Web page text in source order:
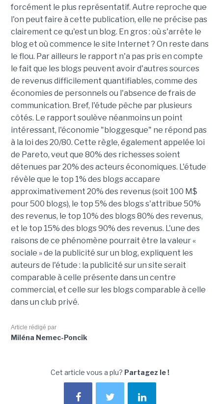
forcément le plus représentatif. Autre reproche que
l'on peut faire à cette publication, elle ne précise pas
clairement ce qu'est un blog. En gros : où s'arrête le
blog et où commence le site Internet ? On reste dans
le flou. Par ailleurs le rapport n'a pas pris en compte
le fait que les blogs peuvent avoir d'autres sources
de revenus difficilement quantifiables, comme des
économies de personnels ou l'absence de frais de
communication. Bref, l'étude pêche par plusieurs
côtés. Le rapport soulève néanmoins un point
intéressant, l'économie "bloggesque" ne répond pas
à la loi des 20/80. Cette règle, également appelée loi
de Pareto, veut que 80% des richesses soient
détenues par 20% des acteurs économiques. L'étude
révèle que le top 1% des blogs accapare
approximativement 20% des revenus (soit 100 M$
pour 500 blogs), le top 5% des blogs s'attribue 50%
des revenus, le top 10% des blogs 80% des revenus,
et le top 15% des blogs 90% des revenus. L'une des
raisons de ce phénomène pourrait être la valeur «
sociale » de la publicité sur un blog, expliquent les
auteurs de l'étude : la publicité sur un site serait
comparable à celle présente dans un centre
commercial, et celle sur les blogs comparable à celle
dans un club privé.
Article rédigé par
Miléna Nemec-Poncik
Cet article vous a plu? Partagez le !